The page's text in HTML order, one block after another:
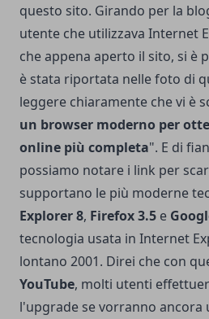
questo sito. Girando per la
utente che utilizzava Internet
che appena aperto il sito, si è
è stata riportata nelle foto di
leggere chiaramente che vi è
un browser moderno per
online più completa". E di
possiamo notare i link per
supportano le più moderne
Explorer 8, Firefox 3.5 e
tecnologia usata in Internet
lontano 2001. Direi che con
YouTube, molti utenti
l'upgrade se vorranno ancora